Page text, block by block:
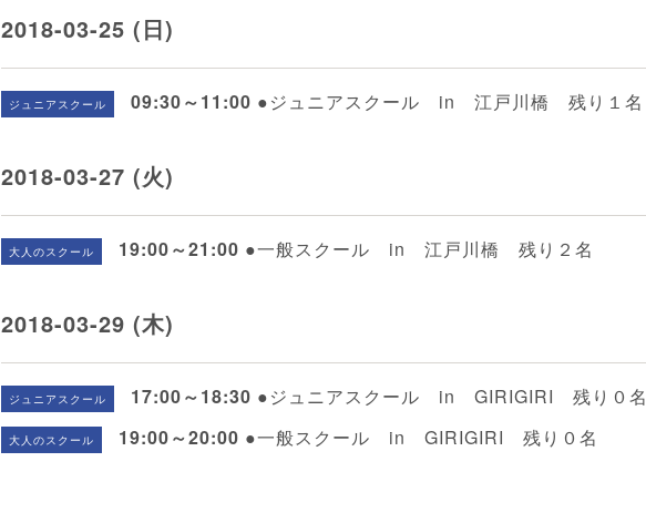
2018-03-25 (日)
ジュニアスクール 09:30～11:00 ●ジュニアスクール in 江戸川橋 残り１名
2018-03-27 (火)
大人のスクール 19:00～21:00 ●一般スクール in 江戸川橋 残り２名
2018-03-29 (木)
ジュニアスクール 17:00～18:30 ●ジュニアスクール in GIRIGIRI 残り０名
大人のスクール 19:00～20:00 ●一般スクール in GIRIGIRI 残り０名